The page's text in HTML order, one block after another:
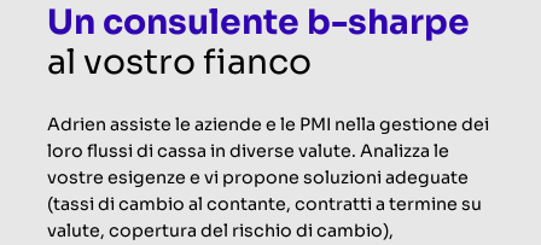
Un consulente b-sharpe
al vostro fianco
Adrien assiste le aziende e le PMI nella gestione dei
loro flussi di cassa in diverse valute. Analizza le
vostre esigenze e vi propone soluzioni adeguate
(tassi di cambio al contante, contratti a termine su
valute, copertura del rischio di cambio),